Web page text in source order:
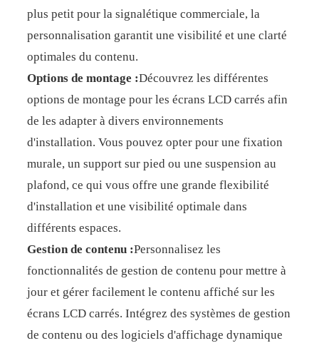
plus petit pour la signalétique commerciale, la
personnalisation garantit une visibilité et une clarté
optimales du contenu.
Options de montage :Découvrez les différentes
options de montage pour les écrans LCD carrés afin
de les adapter à divers environnements
d'installation. Vous pouvez opter pour une fixation
murale, un support sur pied ou une suspension au
plafond, ce qui vous offre une grande flexibilité
d'installation et une visibilité optimale dans
différents espaces.
Gestion de contenu :Personnalisez les
fonctionnalités de gestion de contenu pour mettre à
jour et gérer facilement le contenu affiché sur les
écrans LCD carrés. Intégrez des systèmes de gestion
de contenu ou des logiciels d'affichage dynamique